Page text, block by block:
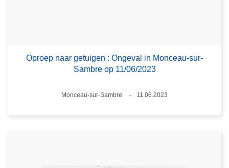
Oproep naar getuigen : Ongeval in Monceau-sur-
Sambre op 11/06/2023
Plaats
Monceau-sur-Sambre
11.06.2023